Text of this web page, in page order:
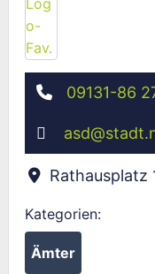
09131-86
asd@
Rathausplatz
Kategorien:
Ämter